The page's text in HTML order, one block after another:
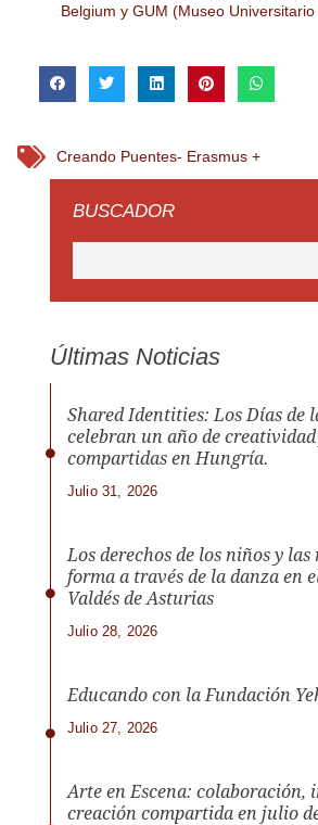
Belgium y GUM (Museo
Creando Puentes- Erasmus +
BUSCADOR
Últimas Noticias
Shared Identities: Los Días de
celebran un año de
compartidas en Hungría.
Julio 31, 2026
Los derechos de los niños y
forma a través de la danza en
Valdés de Asturias
Julio 28, 2026
Educando con la Fundación
Julio 27, 2026
Arte en Escena: colaboración,
creación compartida en julio